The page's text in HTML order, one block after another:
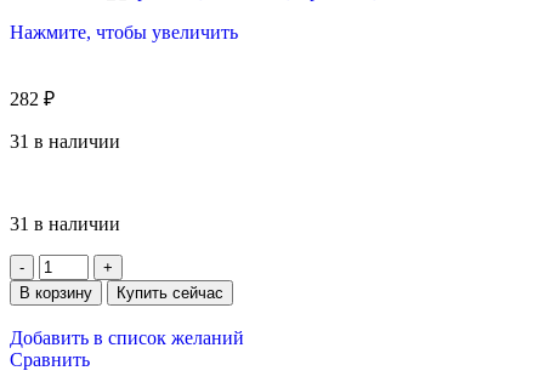
Нажмите, чтобы увеличить
282 ₽
31 в наличии
31 в наличии
В корзину Купить сейчас
Добавить в список желаний
Сравнить